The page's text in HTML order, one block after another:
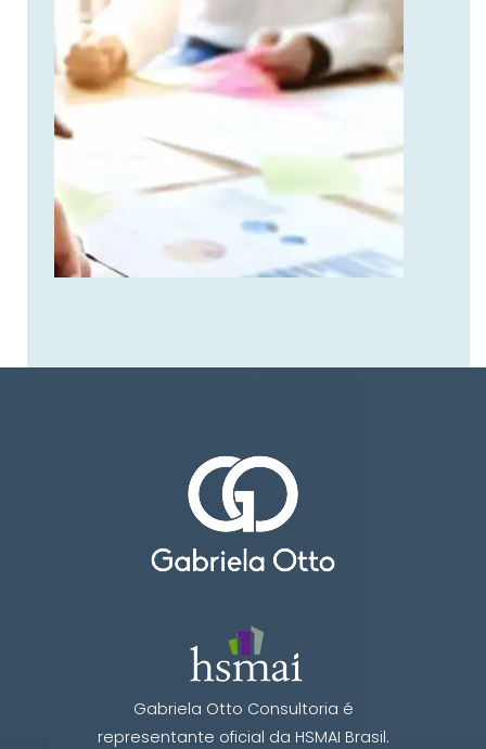
Gabriela Otto Consultoria é
representante oficial da HSMAI Brasil.